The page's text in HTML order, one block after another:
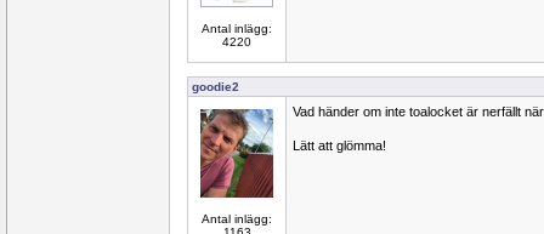
Antal inlägg:
4220
goodie2
Antal inlägg:
Vad händer om inte toalocket är nerfällt
Lätt att glömma!